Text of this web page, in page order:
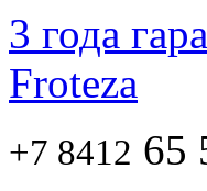
3 года
Froteza
+7 8412 65